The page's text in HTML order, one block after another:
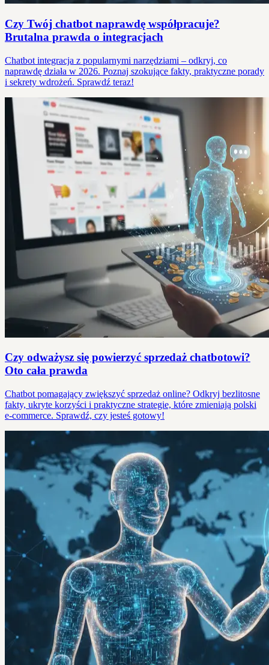
Czy Twój chatbot naprawdę współpracuje?
Brutalna prawda o integracjach
Chatbot integracja z popularnymi narzędziami – odkryj, co
naprawdę działa w 2026. Poznaj szokujące fakty, praktyczne porady
i sekrety wdrożeń. Sprawdź teraz!
Czy odważysz się powierzyć sprzedaż chatbotowi?
Oto cała prawda
Chatbot pomagający zwiększyć sprzedaż online? Odkryj bezlitosne
fakty, ukryte korzyści i praktyczne strategie, które zmieniają polski
e-commerce. Sprawdź, czy jesteś gotowy!